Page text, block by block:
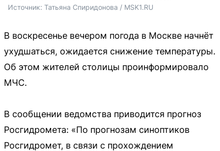
Источник: Татьяна Спиридонова / MSK1.RU
В воскресенье вечером погода в Москве начнёт
ухудшаться, ожидается снижение температуры.
Об этом жителей столицы проинформировало
МЧС.
В сообщении ведомства приводится прогноз
Росгидромета: «По прогнозам синоптиков
Росгидромет, в связи с прохождением